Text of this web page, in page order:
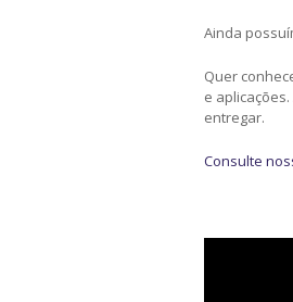
Ainda
Quer
e
entregar.
Consulte